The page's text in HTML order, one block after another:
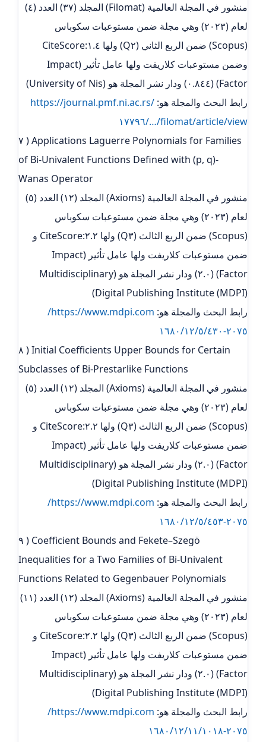
منشور في المجلة العالمية (Filomat) المجلد (٣٧) العدد (٤)
لعام (٢٠٢٣) وهي مجلة ضمن مستوعبات سكوباس
(Scopus) ضمن الربع الثاني (Q٢) ولها ١.٤:CiteScore
وضمن مستوعبات كلاريفت ولها عامل تأثير (Impact
Factor) (٠.٨٤٤) ودار نشر المجلة هو (University of Nis)
رابط البحث والمجلة هو: https://journal.pmf.ni.ac.rs/
…/filomat/article/view/١٧٧٩٦
٧ ) Applications Laguerre Polynomials for Families
of Bi-Univalent Functions Defined with (p, q)-
Wanas Operator
منشور في المجلة العالمية (Axioms) المجلد (١٢) العدد (٥)
لعام (٢٠٢٣) وهي مجلة ضمن مستوعبات سكوباس
(Scopus) ضمن الربع الثالث (Q٣) ولها ٢.٢:CiteScore و
ضمن مستوعبات كلاريفت ولها عامل تأثير (Impact
Factor) (٢.٠) ودار نشر المجلة هو (Multidisciplinary
Digital Publishing Institute (MDPI))
رابط البحث والمجلة هو:
https://www.mdpi.com/
٢٠٧٥-١٦٨٠/١٢/٥/٤٣٠
٨ ) Initial Coefficients Upper Bounds for Certain
Subclasses of Bi-Prestarlike Functions
منشور في المجلة العالمية (Axioms) المجلد (١٢) العدد (٥)
لعام (٢٠٢٣) وهي مجلة ضمن مستوعبات سكوباس
(Scopus) ضمن الربع الثالث (Q٣) ولها ٢.٢:CiteScore و
ضمن مستوعبات كلاريفت ولها عامل تأثير (Impact
Factor) (٢.٠) ودار نشر المجلة هو (Multidisciplinary
Digital Publishing Institute (MDPI))
رابط البحث والمجلة هو:
https://www.mdpi.com/
٢٠٧٥-١٦٨٠/١٢/٥/٤٥٣
٩ ) Coefficient Bounds and Fekete–Szegö
Inequalities for a Two Families of Bi-Univalent
Functions Related to Gegenbauer Polynomials
منشور في المجلة العالمية (Axioms) المجلد (١٢) العدد (١١)
لعام (٢٠٢٣) وهي مجلة ضمن مستوعبات سكوباس
(Scopus) ضمن الربع الثالث (Q٣) ولها ٢.٢:CiteScore و
ضمن مستوعبات كلاريفت ولها عامل تأثير (Impact
Factor) (٢.٠) ودار نشر المجلة هو (Multidisciplinary
Digital Publishing Institute (MDPI))
رابط البحث والمجلة هو:
https://www.mdpi.com/
٢٠٧٥-١٦٨٠/١٢/١١/١٠١٨